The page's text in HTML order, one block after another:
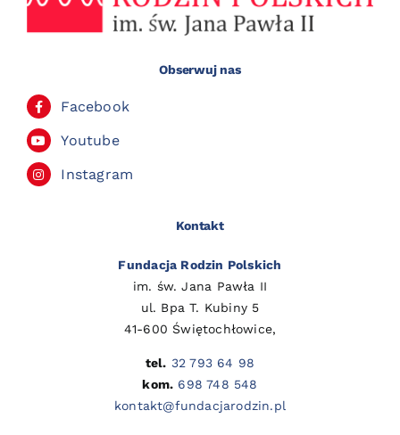
Obserwuj nas
Facebook
Youtube
Instagram
Kontakt
Fundacja Rodzin Polskich
im. św. Jana Pawła II
ul. Bpa T. Kubiny 5
41-600 Świętochłowice,
tel. 32 793 64 98
kom. 698 748 548
kontakt@fundacjarodzin.pl